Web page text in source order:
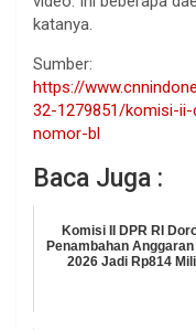
katanya.
Sumber:
https://
32-1279851/komisi-
nomor-bl
Baca Juga :
Komisi II DPR RI
Penambahan Anggaran
2026 Jadi Rp814